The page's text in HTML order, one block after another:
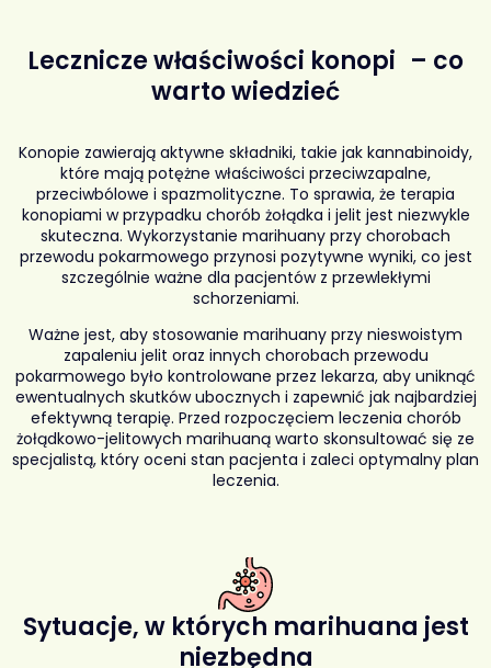
Lecznicze właściwości konopi – co
warto wiedzieć
Konopie zawierają aktywne składniki, takie jak kannabinoidy,
które mają potężne właściwości przeciwzapalne,
przeciwbólowe i spazmolityczne. To sprawia, że terapia
konopiami w przypadku chorób żołądka i jelit jest niezwykle
skuteczna. Wykorzystanie marihuany przy chorobach
przewodu pokarmowego przynosi pozytywne wyniki, co jest
szczególnie ważne dla pacjentów z przewlekłymi
schorzeniami.
Ważne jest, aby stosowanie marihuany przy nieswoistym
zapaleniu jelit oraz innych chorobach przewodu
pokarmowego było kontrolowane przez lekarza, aby uniknąć
ewentualnych skutków ubocznych i zapewnić jak najbardziej
efektywną terapię. Przed rozpoczęciem leczenia chorób
żołądkowo-jelitowych marihuaną warto skonsultować się ze
specjalistą, który oceni stan pacjenta i zaleci optymalny plan
leczenia.
Sytuacje, w których marihuana jest
niezbędna